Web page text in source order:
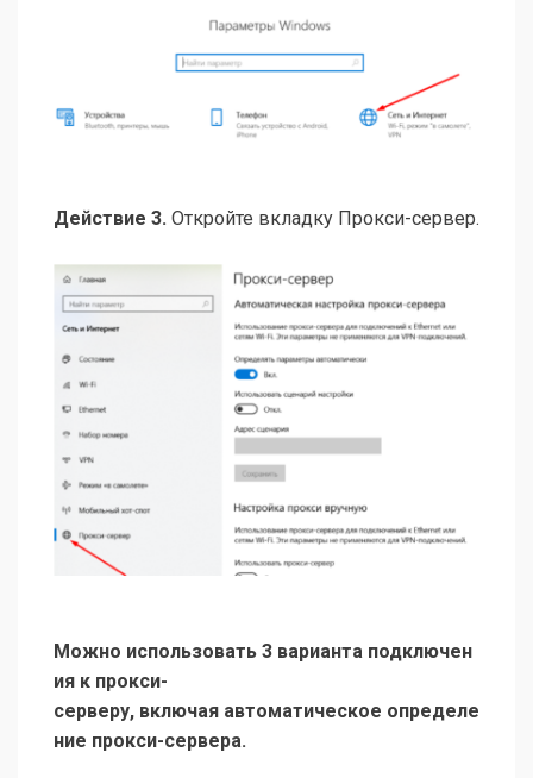
Действие 3. Откройте вкладку Прокси-сервер.
Можно использовать 3 варианта подключен
ия к прокси-
серверу, включая автоматическое определе
ние прокси-сервера.